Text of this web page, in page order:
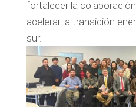
fortalecer la
acelerar la transición
sur.